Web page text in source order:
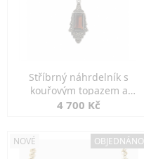
Stříbrný náhrdelník s
kouřovým topazem a
markazity
4 700 Kč
NOVÉ OBJEDNÁNO